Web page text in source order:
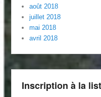
août 2018
juillet 2018
mai 2018
avril 2018
Inscription à la